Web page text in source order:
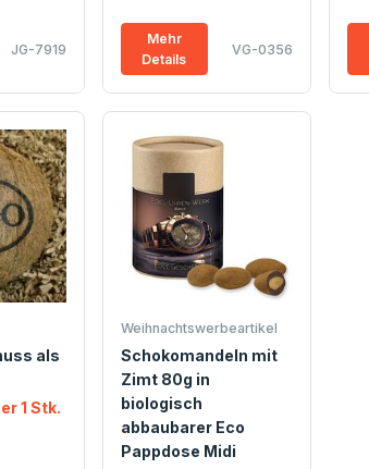
JG-7919
Mehr
Details
VG-0356
als
1 Stk.
Weihnachtswerbeartikel
Schokomandeln mit
Zimt 80g in
biologisch
abbaubarer Eco
Pappdose Midi